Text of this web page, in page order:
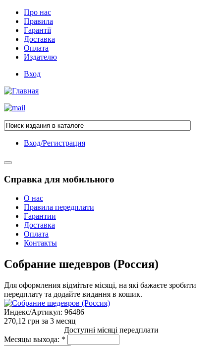
Про нас
Правила
Гарантії
Доставка
Оплата
Издателю
Вход
Вход/Регистрация
Справка для мобильного
О нас
Правила передплати
Гарантии
Доставка
Оплата
Контакты
Собрание шедевров (Россия)
Для оформления відмітьте місяці, на які бажаєте зробити
передплату та додайте видання в кошик.
Индекс/Артикул: 96486
270,12 грн за 3 месяц
Доступні місяці передплати
Месяцы выхода: *